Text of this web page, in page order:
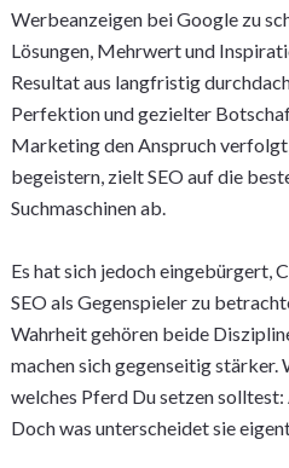
Werbeanzeigen bei Google zu
Lösungen, Mehrwert und
Resultat aus langfristig
Perfektion und gezielter
Marketing den Anspruch
begeistern, zielt SEO auf die
Suchmaschinen ab.
Es hat sich jedoch eingebürgert,
SEO als Gegenspieler zu
Wahrheit gehören beide
machen sich gegenseitig stärker.
welches Pferd Du setzen
Doch was unterscheidet sie